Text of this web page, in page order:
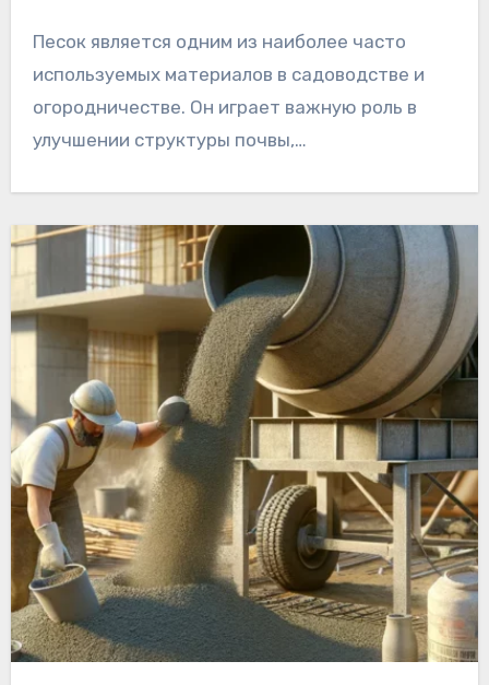
Песок является одним из наиболее часто
используемых материалов в садоводстве и
огородничестве. Он играет важную роль в
улучшении структуры почвы,…